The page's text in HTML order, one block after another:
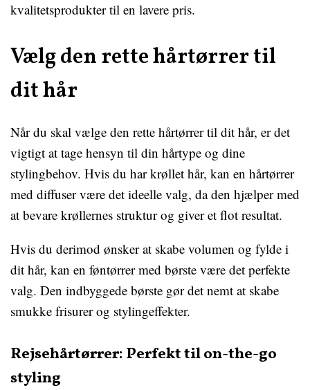
kvalitetsprodukter til en lavere pris.
Vælg den rette hårtørrer til
dit hår
Når du skal vælge den rette hårtørrer til dit hår, er det
vigtigt at tage hensyn til din hårtype og dine
stylingbehov. Hvis du har krøllet hår, kan en hårtørrer
med diffuser være det ideelle valg, da den hjælper med
at bevare krøllernes struktur og giver et flot resultat.
Hvis du derimod ønsker at skabe volumen og fylde i
dit hår, kan en føntørrer med børste være det perfekte
valg. Den indbyggede børste gør det nemt at skabe
smukke frisurer og stylingeffekter.
Rejsehårtørrer: Perfekt til on-the-go
styling